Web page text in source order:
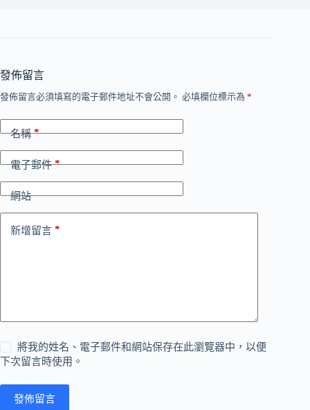
發佈留言
發佈留言必須填寫的電子郵件地址不會公開。 必填欄位標示為 *
名稱*
電子郵件*
網站
新增留言 *
將我的姓名、電子郵件和網站保存在此瀏覽器中，以便
下次留言時使用。
發佈留言